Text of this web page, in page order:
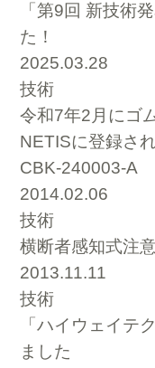
「第9回 新技術
た！
2025.03.28
技術
令和7年2月にゴ
NETISに登録さ
CBK-240003-A
2014.02.06
技術
横断者感知式注
2013.11.11
技術
「ハイウェイテ
ました